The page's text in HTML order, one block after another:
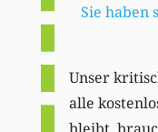
Sie haben
Unser
alle